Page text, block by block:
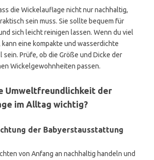
die Wickelauflage nicht nur nachhaltig,
sein muss. Sie sollte bequem für
sich leicht reinigen lassen. Wenn du viel
eine kompakte und wasserdichte
sein. Prüfe, ob die Größe und Dicke der
Wickelgewohnheiten passen.
Umweltfreundlichkeit der
im Alltag wichtig?
der Babyerstausstattung
von Anfang an nachhaltig handeln und